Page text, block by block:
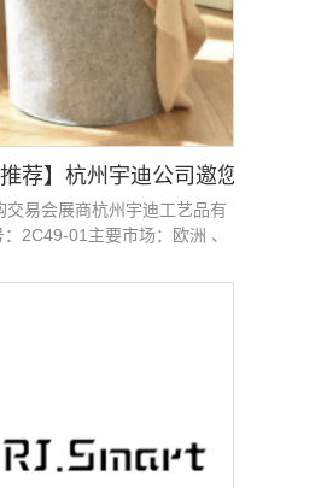
GSF广州采购交易会！
推荐】杭州宇迪公司邀您参加
交易会展商杭州宇迪工艺品有
2C49-01主要市场：欧洲 、
、亚洲 、东南亚...